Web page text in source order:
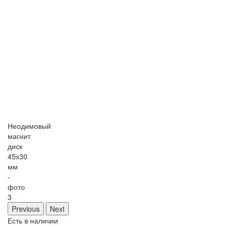
Неодимовый
магнит
диск
45х30
мм
-
фото
3
Previous
Next
Есть в наличии